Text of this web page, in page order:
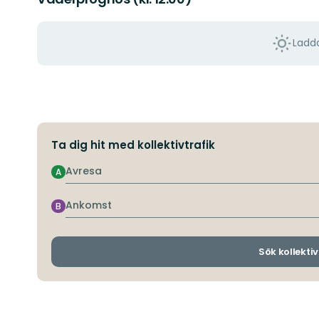
Ta dig hit med kollektivtrafik
Avresa
A
Ankomst
B
Sök